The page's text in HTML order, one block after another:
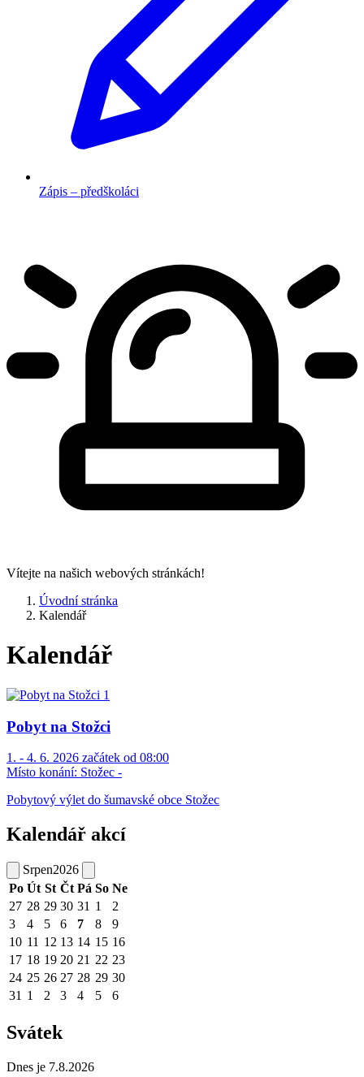
Zápis – předškoláci
Vítejte na našich webových stránkách!
Úvodní stránka
Kalendář
Kalendář
Pobyt na Stožci
1. - 4. 6. 2026 začátek od 08:00
Místo konání: Stožec -
Pobytový výlet do šumavské obce Stožec
Kalendář akcí
Srpen2026
Po Út St Čt Pá So Ne
27 28 29 30 31 1
2
3
4 5 6 7 8
9
10 11 12 13 14 15 16
17 18 19 20 21 22 23
24 25 26 27 28 29 30
31 1 2 3 4 5 6
Svátek
Dnes je 7.8.2026